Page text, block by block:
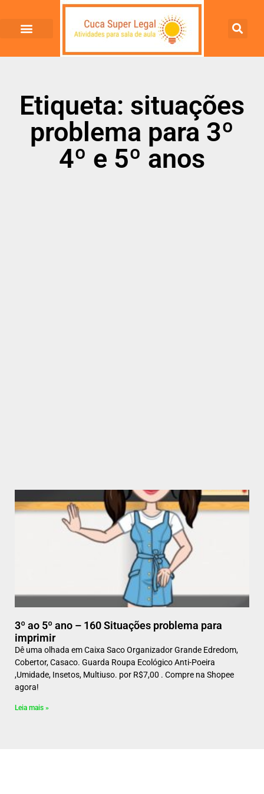
Etiqueta: situações
problema para 3º
4º e 5º anos
3º ao 5º ano – 160 Situações problema para
imprimir
Dê uma olhada em Caixa Saco Organizador Grande Edredom,
Cobertor, Casaco. Guarda Roupa Ecológico Anti-Poeira
,Umidade, Insetos, Multiuso. por R$7,00 . Compre na Shopee
agora!
Leia mais »